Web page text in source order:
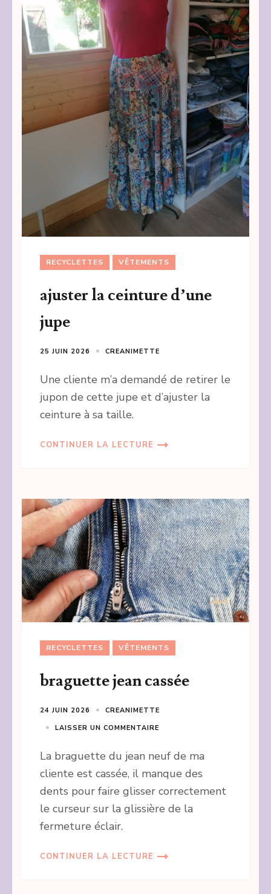
RECYCLETTES VÊTEMENTS
ajuster la ceinture d’une
jupe
25 JUIN 2026 CREANIMETTE
Une cliente m’a demandé de retirer le
jupon de cette jupe et d’ajuster la
ceinture à sa taille.
CONTINUER LA LECTURE
RECYCLETTES VÊTEMENTS
braguette jean cassée
24 JUIN 2026
CREANIMETTE
LAISSER UN COMMENTAIRE
La braguette du jean neuf de ma
cliente est cassée, il manque des
dents pour faire glisser correctement
le curseur sur la glissière de la
fermeture éclair.
CONTINUER LA LECTURE